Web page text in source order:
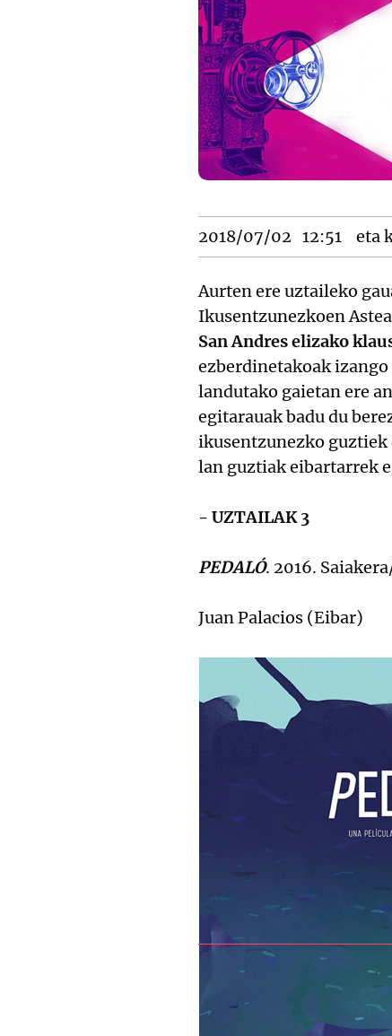
2018/07/02 12:51 eta
Aurten ere uztaileko
Ikusentzunezkoen
San Andres elizako
ezberdinetakoak
landutako gaietan ere
egitarauak badu du
ikusentzunezko guztiek
lan guztiak eibartarrek
- UZTAILAK 3
PEDALÓ. 2016.
Juan Palacios (Eibar)